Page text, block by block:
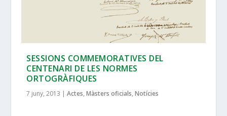
SESSIONS COMMEMORATIVES DEL
CENTENARI DE LES NORMES
ORTOGRÀFIQUES
7 juny, 2013 |Actes,Màsters oficials,Notícies